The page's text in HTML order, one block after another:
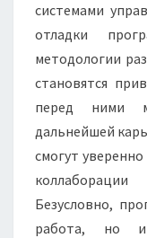
системами
отладки
методологии
становятся
перед ними
дальнейшей
смогут
Безусловно,
работа, но и